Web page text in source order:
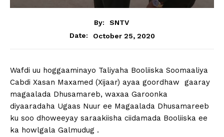
By:
SNTV
Date:
October 25, 2020
Wafdi uu hoggaaminayo Taliyaha Booliiska Soomaaliya
Cabdi Xasan Maxamed (Xijaar) ayaa goordhaw gaaray
magaalada Dhusamareb, waxaa Garoonka
diyaaradaha Ugaas Nuur ee Magaalada Dhusamareeb
ku soo dhoweeyay saraakiisha ciidamada Booliiska ee
ka howlgala Galmudug .